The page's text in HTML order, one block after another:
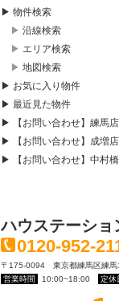
▶ 物件検索
▶ 沿線検索
▶ エリア検索
▶ 地図検索
▶ お気に入り物件
▶ 最近見た物件
▶ 【お問い合わせ】練馬店
▶ 【お問い合わせ】成増店
▶ 【お問い合わせ】中村
ハウステーショ
0120-952-
〒175-0094 東京都練馬区練馬
営業時間
10:00~18:00 定休